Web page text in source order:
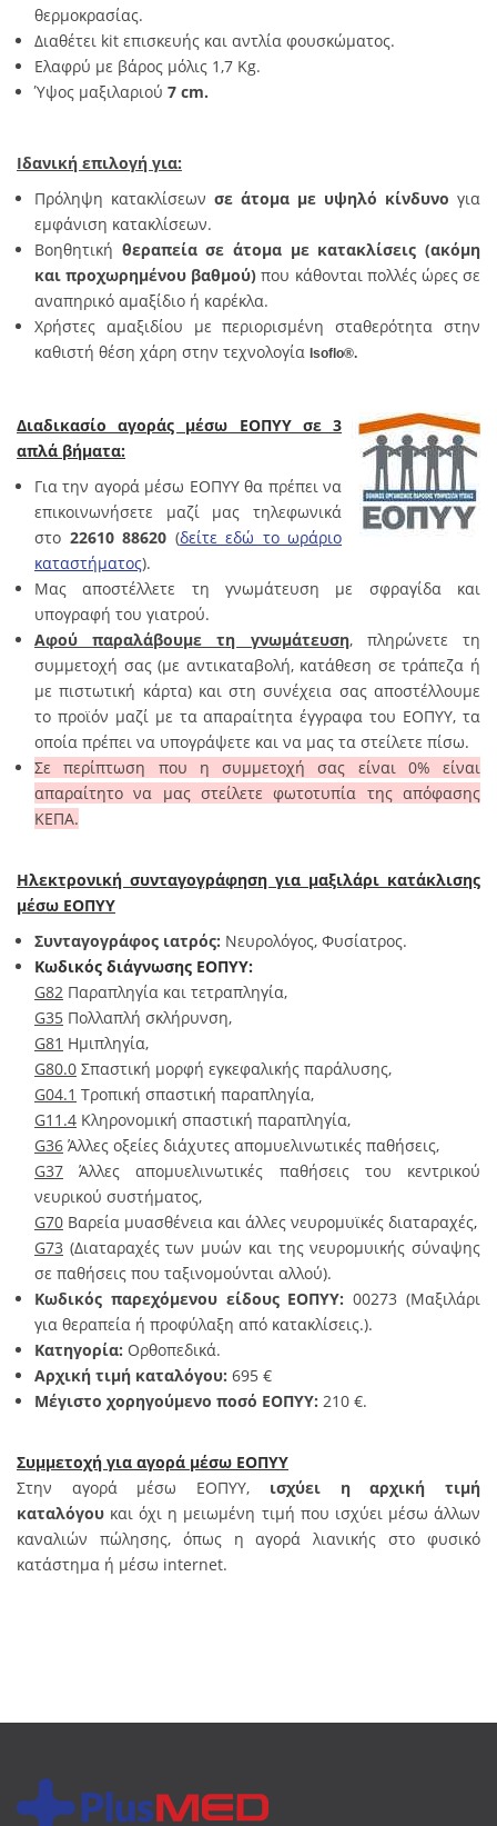
θερμοκρασίας.
Διαθέτει kit επισκευής και αντλία φουσκώματος.
Ελαφρύ με βάρος μόλις 1,7 Kg.
Ύψος μαξιλαριού 7 cm.
Ιδανική επιλογή για:
Πρόληψη κατακλίσεων σε άτομα με υψηλό κίνδυνο για
εμφάνιση κατακλίσεων.
Βοηθητική θεραπεία σε άτομα με κατακλίσεις (ακόμη
και προχωρημένου βαθμού) που κάθονται πολλές ώρες σε
αναπηρικό αμαξίδιο ή καρέκλα.
Χρήστες αμαξιδίου με περιορισμένη σταθερότητα στην
καθιστή θέση χάρη στην τεχνολογία Isoflo®.
Διαδικασίο αγοράς μέσω ΕΟΠΥΥ σε 3
απλά βήματα:
Για την αγορά μέσω ΕΟΠΥΥ θα πρέπει να
επικοινωνήσετε μαζί μας τηλεφωνικά
στο 22610 88620 (δείτε εδώ το ωράριο
καταστήματος).
Μας αποστέλλετε τη γνωμάτευση με σφραγίδα και
υπογραφή του γιατρού.
Αφού παραλάβουμε τη γνωμάτευση, πληρώνετε τη
συμμετοχή σας (με αντικαταβολή, κατάθεση σε τράπεζα ή
με πιστωτική κάρτα) και στη συνέχεια σας αποστέλλουμε
το προϊόν μαζί με τα απαραίτητα έγγραφα του ΕΟΠΥΥ, τα
οποία πρέπει να υπογράψετε και να μας τα στείλετε πίσω.
Σε περίπτωση που η συμμετοχή σας είναι 0% είναι
απαραίτητο να μας στείλετε φωτοτυπία της απόφασης
ΚΕΠΑ.
Ηλεκτρονική συνταγογράφηση για μαξιλάρι κατάκλισης
μέσω ΕΟΠΥΥ
Συνταγογράφος ιατρός: Νευρολόγος, Φυσίατρος.
Κωδικός διάγνωσης ΕΟΠΥΥ:
G82 Παραπληγία και τετραπληγία,
G35 Πολλαπλή σκλήρυνση,
G81 Ημιπληγία,
G80.0 Σπαστική μορφή εγκεφαλικής παράλυσης,
G04.1 Τροπική σπαστική παραπληγία,
G11.4 Κληρονομική σπαστική παραπληγία,
G36 Άλλες οξείες διάχυτες απομυελινωτικές παθήσεις,
G37 Άλλες απομυελινωτικές παθήσεις του κεντρικού
νευρικού συστήματος,
G70 Βαρεία μυασθένεια και άλλες νευρομυϊκές διαταραχές,
G73 (Διαταραχές των μυών και της νευρομυικής σύναψης
σε παθήσεις που ταξινομούνται αλλού).
Κωδικός παρεχόμενου είδους ΕΟΠΥΥ: 00273 (Μαξιλάρι
για θεραπεία ή προφύλαξη από κατακλίσεις.).
Κατηγορία: Ορθοπεδικά.
Αρχική τιμή καταλόγου: 695 €
Μέγιστο χορηγούμενο ποσό ΕΟΠΥΥ: 210 €.
Συμμετοχή για αγορά μέσω ΕΟΠΥΥ
Στην αγορά μέσω ΕΟΠΥΥ, ισχύει η αρχική τιμή
καταλόγου και όχι η μειωμένη τιμή που ισχύει μέσω άλλων
καναλιών πώλησης, όπως η αγορά λιανικής στο φυσικό
κατάστημα ή μέσω internet.